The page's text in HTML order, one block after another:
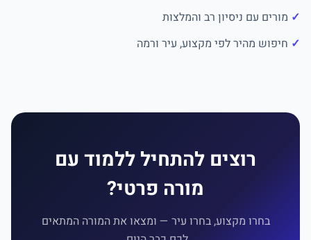
מורים עם ניסיון רב והמלצות
חיפוש מהיר לפי מקצוע, עיר ורמה
רוצים להתחיל ללמוד עם
מורה פרטי?
בחרו מקצוע, בחרו עיר — ומצאו את המורה המתאים